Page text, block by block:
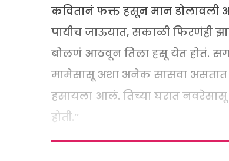
कवितानं फक्त हसून मान डोलावली
पायीच जाऊयात, सकाळी फिरणंही
बोलणं आठवून तिला हसू येत होतं.
मामेसासू अशा अनेक सासवा
हसायला आलं. तिच्या घरात
होती.’’